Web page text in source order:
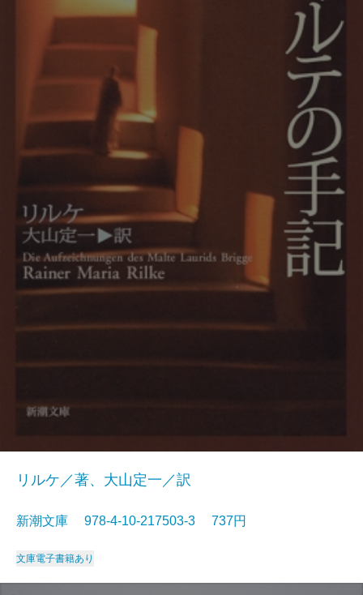
リルケ／著、大山定一／訳
新潮文庫 978-4-10-217503-3 737円
文庫電子書籍あり